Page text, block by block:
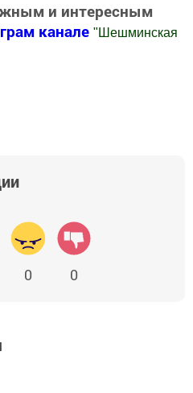
и интересным
канале " Шешминская
0 0